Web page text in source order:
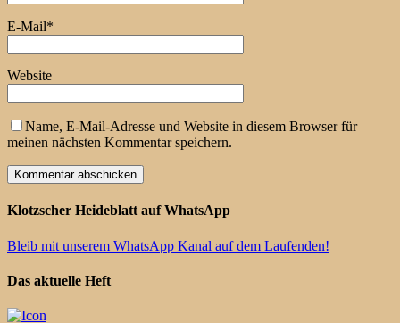
E-Mail*
Website
Name, E-Mail-Adresse und Website in diesem Browser für
meinen nächsten Kommentar speichern.
Klotzscher Heideblatt auf WhatsApp
Bleib mit unserem WhatsApp Kanal auf dem Laufenden!
Das aktuelle Heft